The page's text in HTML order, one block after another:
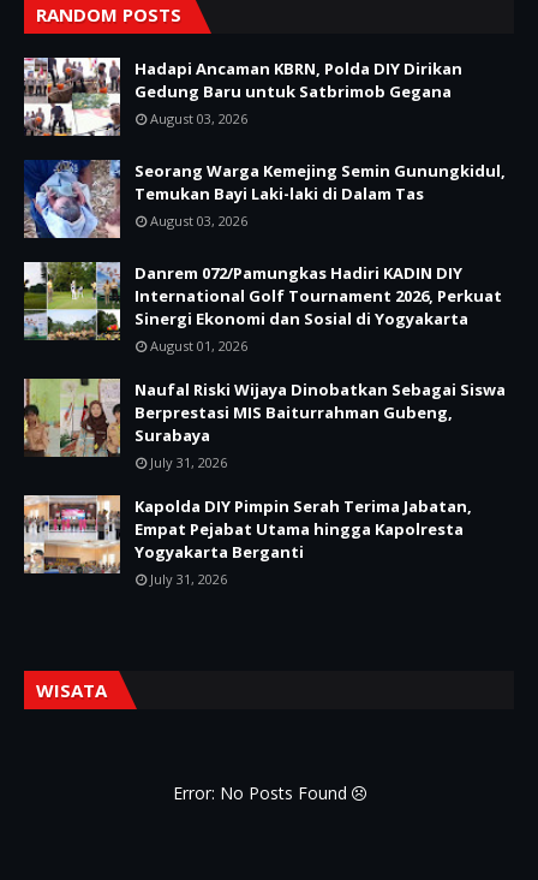
RANDOM POSTS
Hadapi Ancaman KBRN, Polda DIY Dirikan
Gedung Baru untuk Satbrimob Gegana
August 03, 2026
Seorang Warga Kemejing Semin Gunungkidul,
Temukan Bayi Laki-laki di Dalam Tas
August 03, 2026
Danrem 072/Pamungkas Hadiri KADIN DIY
International Golf Tournament 2026, Perkuat
Sinergi Ekonomi dan Sosial di Yogyakarta
August 01, 2026
Naufal Riski Wijaya Dinobatkan Sebagai Siswa
Berprestasi MIS Baiturrahman Gubeng,
Surabaya
July 31, 2026
Kapolda DIY Pimpin Serah Terima Jabatan,
Empat Pejabat Utama hingga Kapolresta
Yogyakarta Berganti
July 31, 2026
WISATA
Error: No Posts Found